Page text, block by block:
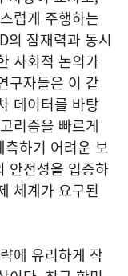
럽게 주행하는
의 잠재력과 동시
사회적 논의가
구자들은 이 같
데이터를 바탕
리즘을 빠르게
하기 어려운 보
안전성을 입증하
체계가 요구된
에 유리하게 작